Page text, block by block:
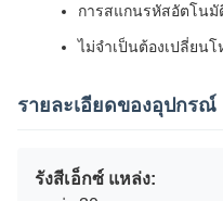
การสแกนรหัสอัตโน
ไม่จําเป็นต้องเปลี่ยน
รายละเอียดของอุปกรณ์
รังสีเอ็กซ์ แหล่ง: